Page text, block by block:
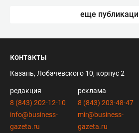
еще
контакты
Казань, Лобачевского 10, корпус 2
редакция
8 (843) 202-12-10
info@business-
gazeta.ru
реклама
8 (843) 203-48-47
mir@business-
gazeta.ru